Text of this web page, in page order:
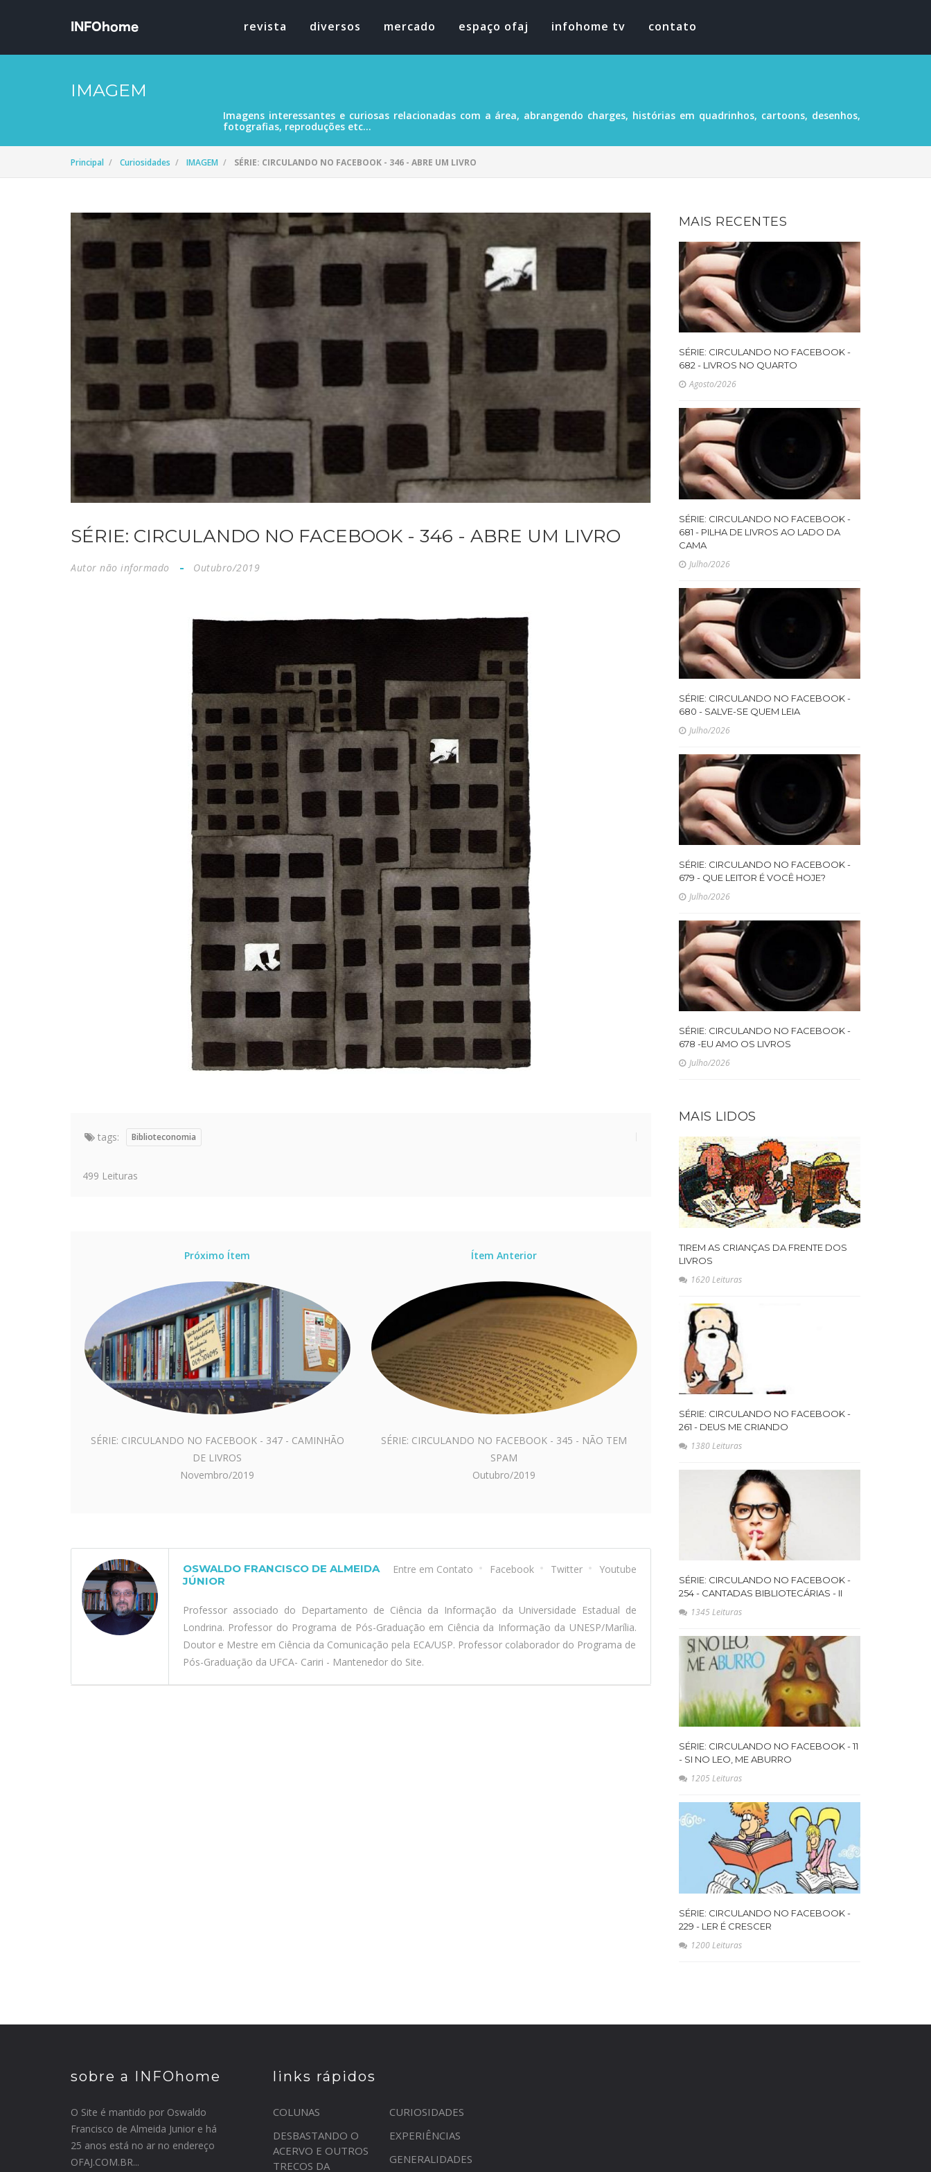
revista diversos mercado espaço ofaj infohome tv contato
IMAGEM
Imagens interessantes e curiosas relacionadas com a área, abrangendo charges, histórias em quadrinhos, cartoons, desenhos,
fotografias, reproduções etc...
Principal Curiosidades IMAGEM SÉRIE: CIRCULANDO NO FACEBOOK - 346 - ABRE UM LIVRO
SÉRIE: CIRCULANDO NO FACEBOOK - 346 - ABRE UM LIVRO
Autor não informado Outubro/2019
tags: Biblioteconomia
499 Leituras
Próximo Ítem
SÉRIE: CIRCULANDO NO FACEBOOK - 347 - CAMINHÃO
DE LIVROS
Novembro/2019
Ítem Anterior
SÉRIE: CIRCULANDO NO FACEBOOK - 345 - NÃO TEM
SPAM
Outubro/2019
Entre em Contato Facebook Twitter Youtube
OSWALDO FRANCISCO DE ALMEIDA
JÚNIOR
Professor associado do Departamento de Ciência da Informação da Universidade Estadual de
Londrina. Professor do Programa de Pós-Graduação em Ciência da Informação da UNESP/Marília.
Doutor e Mestre em Ciência da Comunicação pela ECA/USP. Professor colaborador do Programa de
Pós-Graduação da UFCA- Cariri - Mantenedor do Site.
MAIS RECENTES
SÉRIE: CIRCULANDO NO FACEBOOK -
682 - LIVROS NO QUARTO
Agosto/2026
SÉRIE: CIRCULANDO NO FACEBOOK -
681 - PILHA DE LIVROS AO LADO DA
CAMA
Julho/2026
SÉRIE: CIRCULANDO NO FACEBOOK -
680 - SALVE-SE QUEM LEIA
Julho/2026
SÉRIE: CIRCULANDO NO FACEBOOK -
679 - QUE LEITOR É VOCÊ HOJE?
Julho/2026
SÉRIE: CIRCULANDO NO FACEBOOK -
678 -EU AMO OS LIVROS
Julho/2026
MAIS LIDOS
TIREM AS CRIANÇAS DA FRENTE DOS
LIVROS
1620 Leituras
SÉRIE: CIRCULANDO NO FACEBOOK -
261 - DEUS ME CRIANDO
1380 Leituras
SÉRIE: CIRCULANDO NO FACEBOOK -
254 - CANTADAS BIBLIOTECÁRIAS - II
1345 Leituras
SÉRIE: CIRCULANDO NO FACEBOOK - 11
- SI NO LEO, ME ABURRO
1205 Leituras
SÉRIE: CIRCULANDO NO FACEBOOK -
229 - LER É CRESCER
1200 Leituras
sobre a INFOhome
O Site é mantido por Oswaldo
Francisco de Almeida Junior e há
25 anos está no ar no endereço
OFAJ.COM.BR...
links rápidos
COLUNAS
CURIOSIDADES
DESBASTANDO O
ACERVO E OUTROS
TRECOS DA
EXPERIÊNCIAS
GENERALIDADES